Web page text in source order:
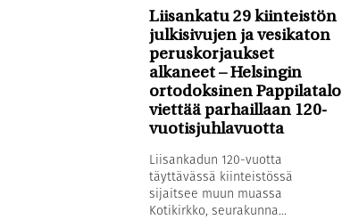
Liisankatu 29 kiinteistön
julkisivujen ja vesikaton
peruskorjaukset
alkaneet – Helsingin
ortodoksinen Pappilatalo
viettää parhaillaan 120-
vuotisjuhlavuotta
Liisankadun 120-vuotta
täyttävässä kiinteistössä
sijaitsee muun muassa
Kotikirkko, seurakunna...